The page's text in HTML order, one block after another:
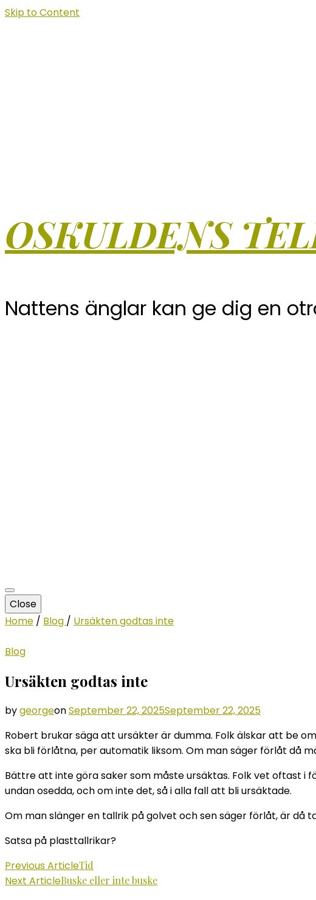
Skip to Content
OSKULDENS
Nattens änglar kan ge dig en
Close
Home / Blog / Ursäkten godtas inte
Blog
Ursäkten godtas inte
bygeorgeonSeptember 22, 2025September 22, 2025
Robert brukar säga att ursäkter är dumma. Folk älskar att be
ska bli förlåtna, per automatik liksom. Om man säger förlåt då
Bättre att inte göra saker som måste ursäktas. Folk vet oftast i
undan osedda, och om inte det, så i alla fall att bli ursäktade.
Om man slänger en tallrik på golvet och sen säger förlåt, är då
Satsa på plasttallrikar?
Post
Navigation
Previous ArticleTid
Next ArticleBuske eller inte buske